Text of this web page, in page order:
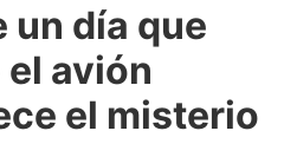
un día que
avión
el misterio